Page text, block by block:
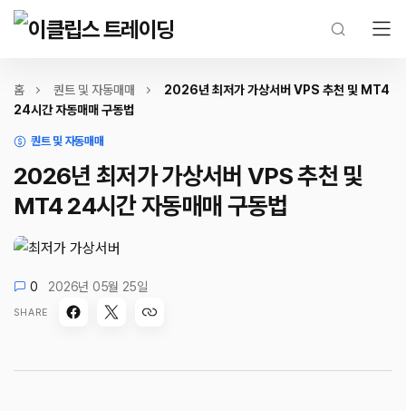
홈 퀀트 및 자동매매
2026년 최저가 가상서버 VPS 추천 및 MT4
24시간 자동매매 구동법
퀀트 및 자동매매
2026년 최저가 가상서버 VPS 추천 및
MT4 24시간 자동매매 구동법
0 2026년 05월 25일
SHARE